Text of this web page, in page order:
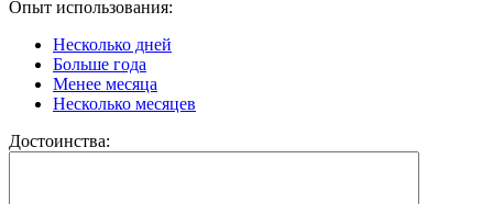
Опыт использования:
Несколько дней
Больше года
Менее месяца
Несколько месяцев
Достоинства: